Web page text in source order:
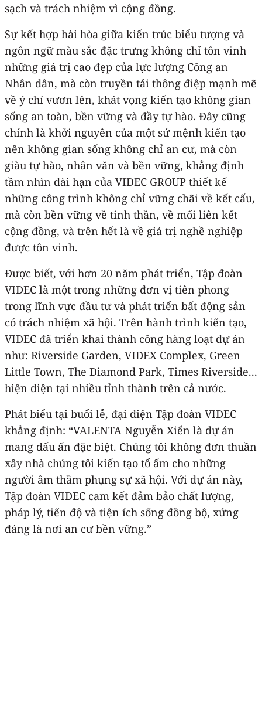
sạch và trách nhiệm vì cộng đồng.
Sự kết hợp hài hòa giữa kiến trúc biểu tượng và
ngôn ngữ màu sắc đặc trưng không chỉ tôn vinh
những giá trị cao đẹp của lực lượng Công an
Nhân dân, mà còn truyền tải thông điệp mạnh mẽ
về ý chí vươn lên, khát vọng kiến tạo không gian
sống an toàn, bền vững và đầy tự hào. Đây cũng
chính là khởi nguyên của một sứ mệnh kiến tạo
nên không gian sống không chỉ an cư, mà còn
giàu tự hào, nhân văn và bền vững, khẳng định
tầm nhìn dài hạn của VIDEC GROUP thiết kế
những công trình không chỉ vững chãi về kết cấu,
mà còn bền vững về tinh thần, về mối liên kết
cộng đồng, và trên hết là về giá trị nghề nghiệp
được tôn vinh.
Được biết, với hơn 20 năm phát triển, Tập đoàn
VIDEC là một trong những đơn vị tiên phong
trong lĩnh vực đầu tư và phát triển bất động sản
có trách nhiệm xã hội. Trên hành trình kiến tạo,
VIDEC đã triển khai thành công hàng loạt dự án
như: Riverside Garden, VIDEX Complex, Green
Little Town, The Diamond Park, Times Riverside...
hiện diện tại nhiều tỉnh thành trên cả nước.
Phát biểu tại buổi lễ, đại diện Tập đoàn VIDEC
khẳng định: “VALENTA Nguyễn Xiển là dự án
mang dấu ấn đặc biệt. Chúng tôi không đơn thuần
xây nhà chúng tôi kiến tạo tổ ấm cho những
người âm thầm phụng sự xã hội. Với dự án này,
Tập đoàn VIDEC cam kết đảm bảo chất lượng,
pháp lý, tiến độ và tiện ích sống đồng bộ, xứng
đáng là nơi an cư bền vững.”